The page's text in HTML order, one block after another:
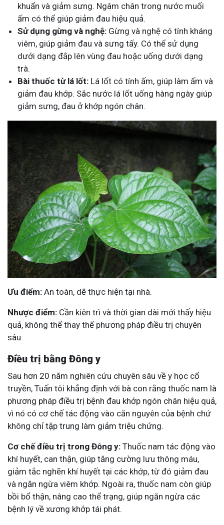
khuẩn và giảm sưng. Ngâm chân trong nước muối
ấm có thể giúp giảm đau hiệu quả.
Sử dụng gừng và nghệ: Gừng và nghệ có tính kháng
viêm, giúp giảm đau và sưng tấy. Có thể sử dụng
dưới dạng đắp lên vùng đau hoặc uống dưới dạng
trà.
Bài thuốc từ lá lốt: Lá lốt có tính ấm, giúp làm ấm và
giảm đau khớp. Sắc nước lá lốt uống hàng ngày giúp
giảm sưng, đau ở khớp ngón chân.
Ưu điểm: An toàn, dễ thực hiện tại nhà.
Nhược điểm: Cần kiên trì và thời gian dài mới thấy hiệu
quả, không thể thay thế phương pháp điều trị chuyên
sâu
Điều trị bằng Đông y
Sau hơn 20 năm nghiên cứu chuyên sâu về y học cổ
truyền, Tuấn tôi khẳng định với bà con rằng thuốc nam là
phương pháp điều trị bệnh đau khớp ngón chân hiệu quả,
vì nó có cơ chế tác động vào căn nguyên của bệnh chứ
không chỉ tập trung làm giảm triệu chứng.
Cơ chế điều trị trong Đông y: Thuốc nam tác động vào
khí huyết, can thận, giúp tăng cường lưu thông máu,
giảm tắc nghẽn khí huyết tại các khớp, từ đó giảm đau
và ngăn ngừa viêm khớp. Ngoài ra, thuốc nam còn giúp
bồi bổ thận, nâng cao thể trạng, giúp ngăn ngừa các
bệnh lý về xương khớp tái phát.